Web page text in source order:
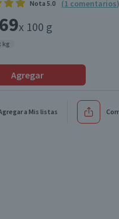
Nota 5.0 (1 comentarios)
x 100 g
kg
Agregar
a Mis listas